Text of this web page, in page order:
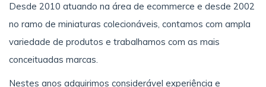
Desde 2010 atuando na área de ecommerce e desde 2002
no ramo de miniaturas colecionáveis, contamos com ampla
variedade de produtos e trabalhamos com as mais
conceituadas marcas.
Nestes anos adquirimos considerável experiência e